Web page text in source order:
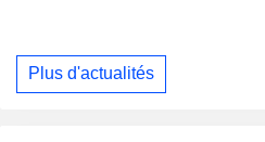
Plus d'actualités